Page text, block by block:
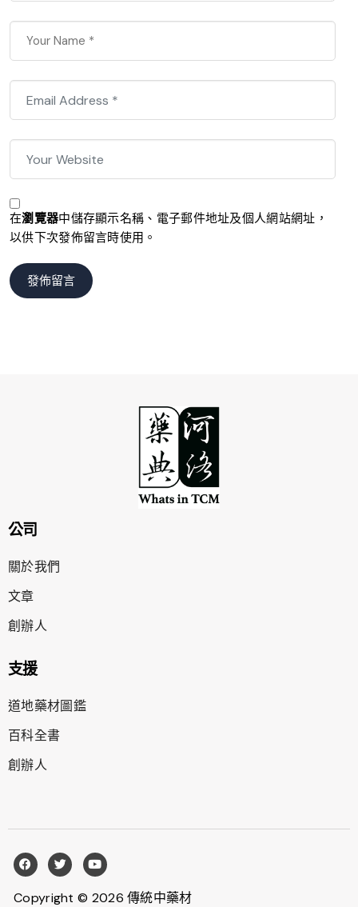
在瀏覽器中儲存顯示名稱、電子郵件地址及個人網站網址，
以供下次發佈留言時使用。
公司
關於我們
文章
創辦人
支援
道地藥材圖鑑
百科全書
創辦人
Copyright © 2026 傳統中藥材